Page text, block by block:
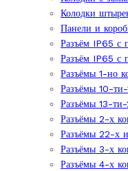
Колодки
Панели и
Разъём IP65 с
Разъём IP65 с
Разъёмы 1-но
Разъёмы 10-
Разъёмы 13-ти-
Разъёмы 2-х
Разъёмы 22-х и
Разъёмы 3-х
Разъёмы 4-х